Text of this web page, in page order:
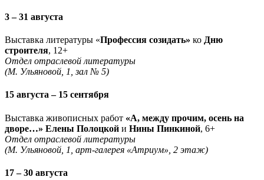
3 – 31 августа
Выставка литературы «Профессия созидать» ко Дню
строителя, 12+
Отдел отраслевой литературы
(М. Ульяновой, 1, зал № 5)
15 августа – 15 сентября
Выставка живописных работ «А, между прочим, осень на
дворе…» Елены Полоцкой и Нины Пинкиной, 6+
Отдел отраслевой литературы
(М. Ульяновой, 1, арт-галерея «Атриум», 2 этаж)
17 – 30 августа